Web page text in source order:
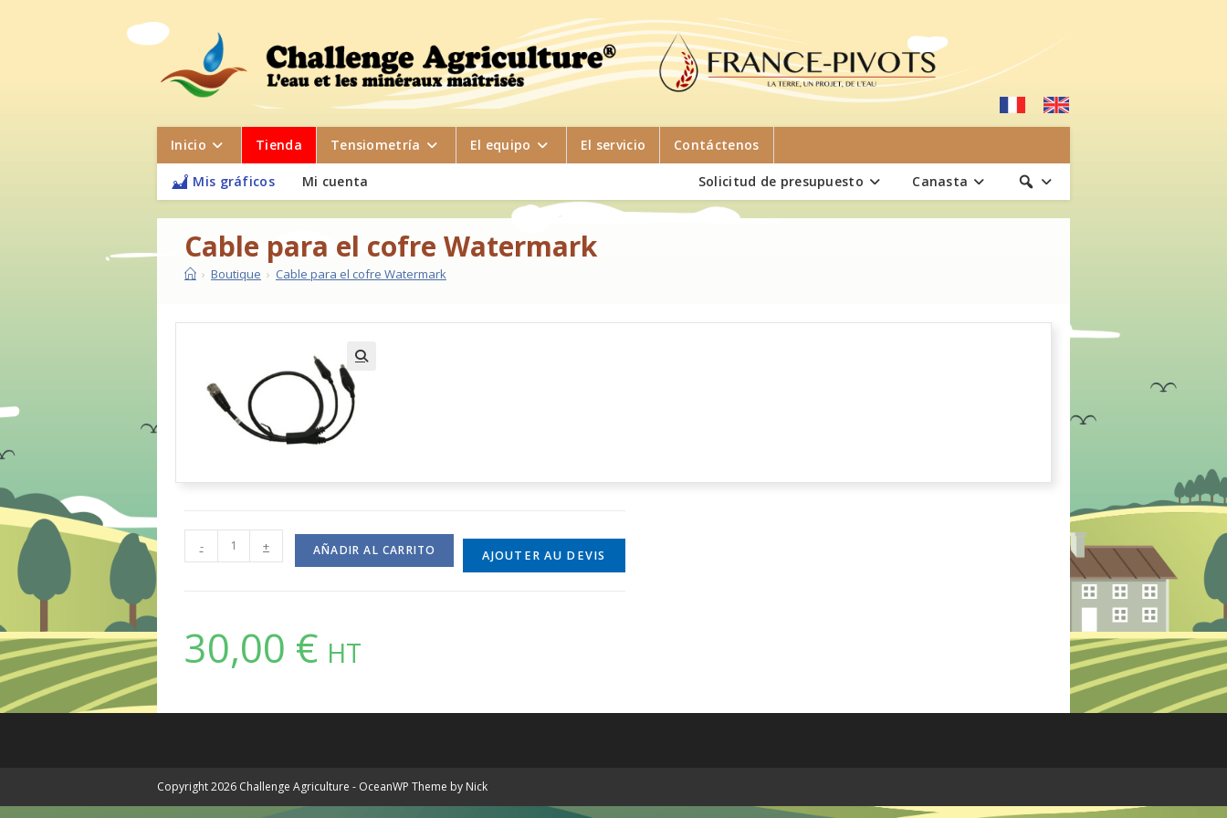
Inicio Tienda Tensiometría El equipo El servicio Contáctenos
Mis gráficos Mi cuenta Canasta
Solicitud de presupuesto
Cable para el cofre Watermark
› Boutique › Cable para el cofre Watermark
🔍
- + AÑADIR AL CARRITO AJOUTER AU DEVIS
30,00 € HT
Copyright 2026 Challenge Agriculture - OceanWP Theme by Nick